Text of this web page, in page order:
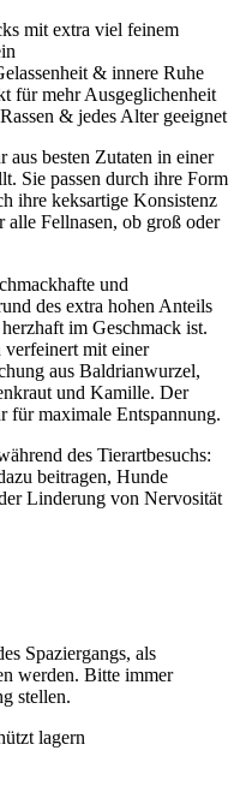
mit extra viel feinem
& innere Ruhe
für mehr Ausgeglichenheit
& jedes Alter geeignet
aus besten Zutaten in einer
Sie passen durch ihre Form
ihre keksartige Konsistenz
alle Fellnasen, ob groß oder
und
des extra hohen Anteils
im Geschmack ist.
verfeinert mit einer
aus Baldrianwurzel,
und Kamille. Der
für maximale Entspannung.
des Tierartbesuchs:
beitragen, Hunde
Linderung von Nervosität
Spaziergangs, als
werden. Bitte immer
stellen.
lagern